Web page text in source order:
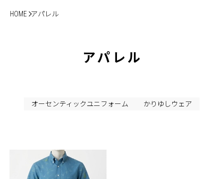
HOME アパレル
アパレル
オーセンティックユニフォーム かりゆしウェア